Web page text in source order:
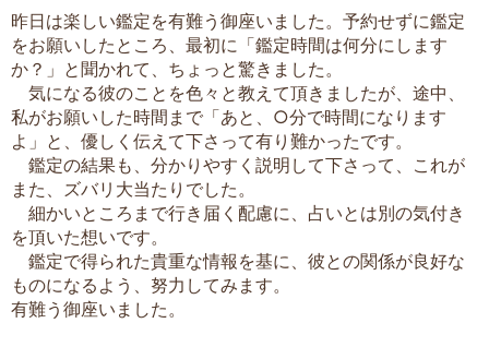
昨日は楽しい鑑定を有難う御座いました。予約せずに鑑定
をお願いしたところ、最初に「鑑定時間は何分にします
か？」と聞かれて、ちょっと驚きました。
気になる彼のことを色々と教えて頂きましたが、途中、
私がお願いした時間まで「あと、○分で時間になります
よ」と、優しく伝えて下さって有り難かったです。
鑑定の結果も、分かりやすく説明して下さって、これが
また、ズバリ大当たりでした。
細かいところまで行き届く配慮に、占いとは別の気付き
を頂いた想いです。
鑑定で得られた貴重な情報を基に、彼との関係が良好な
ものになるよう、努力してみます。
有難う御座いました。